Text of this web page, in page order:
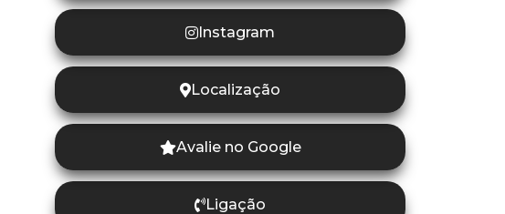
Instagram
Localização
Avalie no Google
Ligação